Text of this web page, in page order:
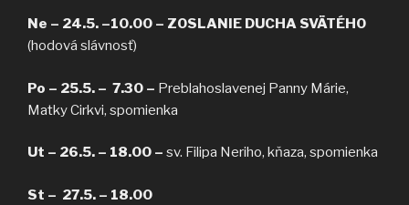
Ne – 24.5. –10.00 – ZOSLANIE DUCHA SVÄTÉHO
(hodová slávnosť)
Po – 25.5. – 7.30 – Preblahoslavenej Panny Márie,
Matky Cirkvi, spomienka
Ut – 26.5. – 18.00 – sv. Filipa Neriho, kňaza, spomienka
St – 27.5. – 18.00